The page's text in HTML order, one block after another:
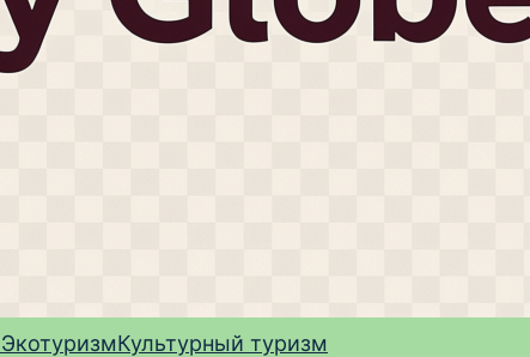
ЭкотуризмКультурный туризм